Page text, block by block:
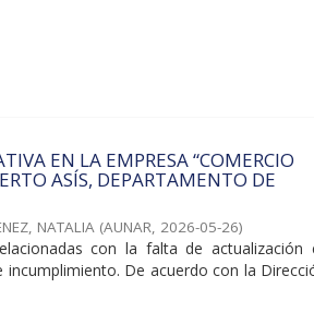
EN LA EMPRESA “COMERCIO
ASÍS, DEPARTAMENTO DE
NATALIA (AUNAR, 2026-05-26)
con la falta de actualización
De acuerdo con la